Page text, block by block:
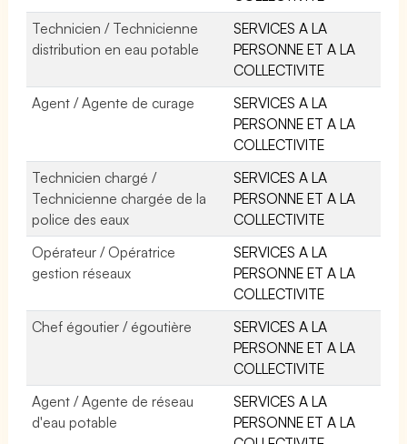
Technicien / Technicienne
distribution en eau potable
SERVICES A LA
PERSONNE ET A LA
COLLECTIVITE
Agent / Agente de curage
SERVICES A LA
PERSONNE ET A LA
COLLECTIVITE
Technicien chargé /
Technicienne chargée de la
police des eaux
SERVICES A LA
PERSONNE ET A LA
COLLECTIVITE
Opérateur / Opératrice
gestion réseaux
SERVICES A LA
PERSONNE ET A LA
COLLECTIVITE
Chef égoutier / égoutière
SERVICES A LA
PERSONNE ET A LA
COLLECTIVITE
Agent / Agente de réseau
d'eau potable
SERVICES A LA
PERSONNE ET A LA